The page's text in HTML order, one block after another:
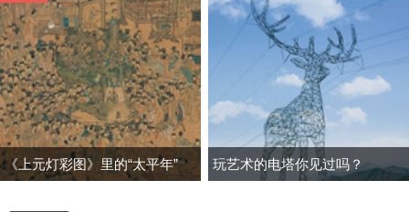
《上元灯彩图》里的“太平年” 玩艺术的电塔你见过吗？